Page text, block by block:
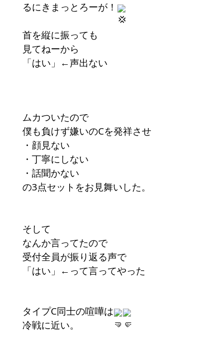
るにきまっとろーが！
首を縦に振っても
見てねーから
「はい」←声出ない
ムカついたので
僕も負けず嫌いのCを発祥させ
・顔見ない
・丁寧にしない
・話聞かない
の3点セットをお見舞いした。
そして
なんか言ってたので
受付全員が振り返る声で
「はい」←って言ってやった
タイプC同士の喧嘩は
冷戦に近い。